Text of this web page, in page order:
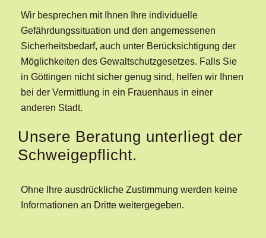
Wir besprechen mit Ihnen Ihre individuelle
Gefährdungssituation und den angemessenen
Sicherheitsbedarf, auch unter Berücksichtigung der
Möglichkeiten des Gewaltschutzgesetzes. Falls Sie
in Göttingen nicht sicher genug sind, helfen wir Ihnen
bei der Vermittlung in ein Frauenhaus in einer
anderen Stadt.
Unsere Beratung unterliegt der
Schweigepflicht.
Ohne Ihre ausdrückliche Zustimmung werden keine
Informationen an Dritte weitergegeben.